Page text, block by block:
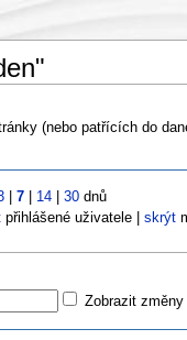
(nebo patřících do
|7 14 |30 dnů
přihlášené uživatele |skrýt
Zobrazit